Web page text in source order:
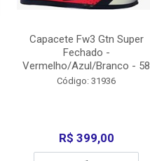
Capacete Fw3 Gtn Super
Fechado -
Vermelho/Azul/Branco - 58
Código: 31936
R$ 399,00